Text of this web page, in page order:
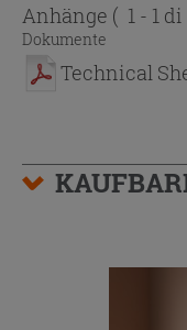
Anhänge ( 1 - 1 di
Dokumente
Technical